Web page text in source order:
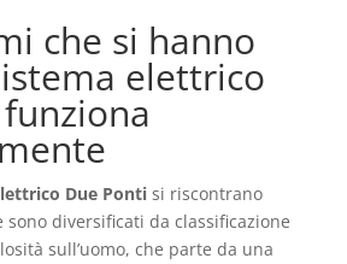
che si hanno
elettrico
Due Pontisi riscontrano
diversificati da classificazione
sull’uomo, che parte da una